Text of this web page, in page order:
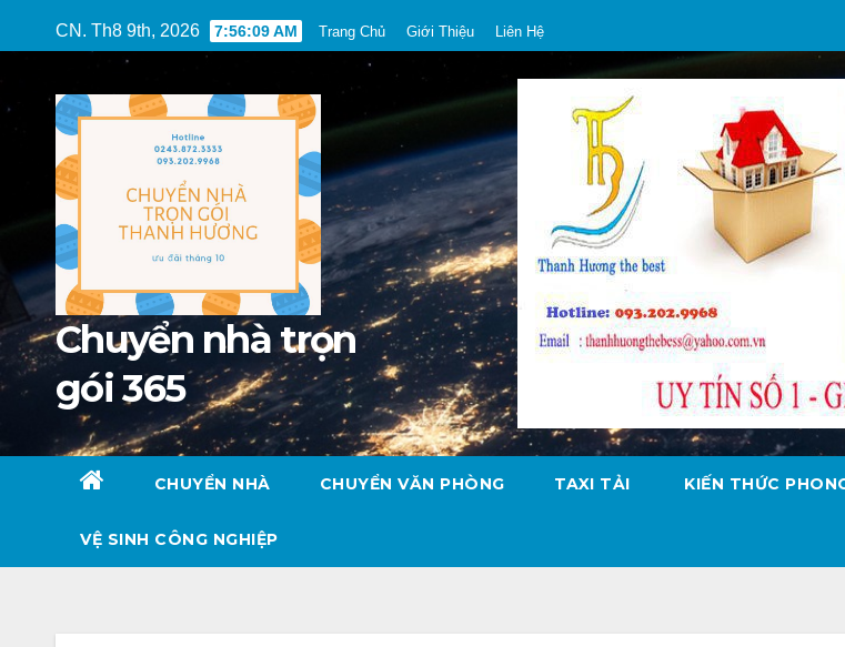
to
CN. Th8 9th, 2026 7:56:11 AM Trang Chủ Giới Thiệu Liên Hệ
Chuyển nhà trọn
gói 365
CHUYỂN NHÀ CHUYỂN VĂN PHÒNG TAXI TẢI KIẾN THỨC
VỆ SINH CÔNG NGHIỆP